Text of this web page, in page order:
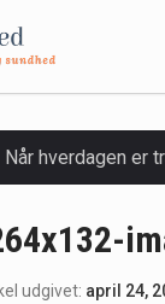
udgivet: april 24,